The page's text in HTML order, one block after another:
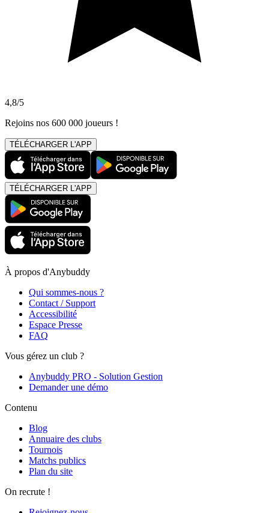
4,8/5
Rejoins nos 600 000 joueurs !
TÉLÉCHARGER L'APP
TÉLÉCHARGER L'APP
À propos d'Anybuddy
Qui sommes-nous ?
Contact / Support
Accessibilité
Espace Presse
FAQ
Vous gérez un club ?
Anybuddy PRO - Solution Gestion
Demander une démo
Contenu
Blog
Annuaire des clubs
Tournois
Matchs publics
Plan du site
On recrute !